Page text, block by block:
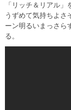
「リッチ＆リアル
うずめて気持ちよさ
ーン明るいまっさら
る。